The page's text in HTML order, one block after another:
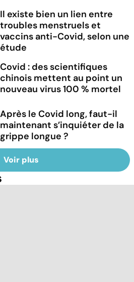
Il existe bien un lien entre
troubles menstruels et
vaccins anti-Covid, selon une
étude
Covid : des scientifiques
chinois mettent au point un
nouveau virus 100 % mortel
Après le Covid long, faut-il
maintenant s’inquiéter de la
grippe longue ?
Voir plus